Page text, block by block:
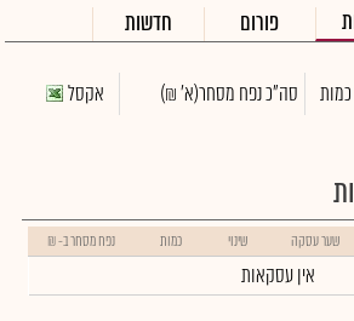
פורום חדשות
סה"כ נפח מסחר(א' ₪) אקסל
שער עסקה שינוי כמות נפח מסחר ב- ₪
אין עסקאות